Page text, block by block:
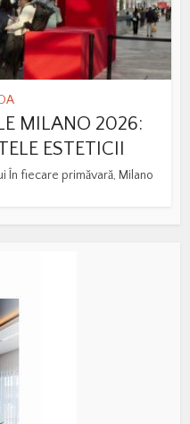
MILANO 2026:
ESTETICII
În fiecare primăvară, Milano